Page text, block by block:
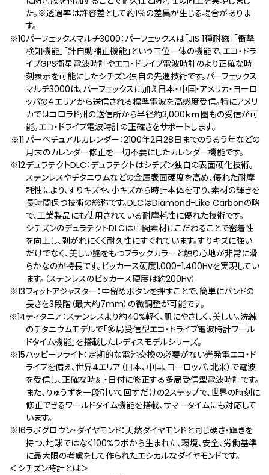
た。※透過率は許容差として約1％の差異が生じる場合がありま
す。
パーフェックスマルチ3000：パーフェックスは「JIS 1種耐磁」「衝撃
検知機能」「針自動補正機能」という三位一体の機能で、エコ・ドラ
イブGPS衛星電波時計やエコ･ドライブ電波時計のより正確な時
刻表示を可能にしたシチズン独自の先進技術です。パーフェックス
マルチ3000は、パーフェックスに加え日本・中国・アメリカ・ヨーロ
ッパの４エリアから送信される標準電波を高感度受信。特にアメリ
カではコロラド州の送信所から半径約3,000ｋｍ圏もの受信が可
能。エコ・ドライブ電波時計の正確さをサポートします。
パーペチュアルカレンダー：2100年2月28日までのうるう年などの
月末のカレンダー修正を一切不要にしたカレンダー機能です。
デュラテクトDLC：デュラテクトはシチズン独自の表面硬化技術。
ステンレスやチタニウムなどの金属表面硬度を高め、優れた耐摩
耗性により、すりキズや、小キズから時計本体を守り、素材の輝きを
長時間保つ技術の総称です。DLCはDiamond-Like Carbonの略
で、工業製品にも使用されている耐摩耗性に優れた技術です。
シチズンのデュラテクトDLCは中間素材にこだわることで密着性
を向上し、剥がれにくく耐久性にすぐれています。すりキズに強い
だけでなく、美しい艶をもつブラックカラーと触り心地が非常に滑
らかなのが特長です。ビッカース硬度1,000-1,400Hvを実現してい
ます。（ステンレスのビッカース硬度は約200Hv）
フィットアジャスター：中留めボタンを押すことで、簡単にバンドの
長さを3段階（最大約7mm）の微調整が可能です。
ティタニア：ステンレスより約40%軽く、肌にやさしく、美しい。洗練
のチタニウムモデルで「多局受信型エコ・ドライブ電波時計ワール
ドタイム機能」を搭載したレディスモデルシリーズ。
ハッピーフライト：定期的な電池交換の必要がない光発電エコ・ド
ライブを備え、世界4エリア（日本、中国、ヨーロッパ、北米）で電波
を受信し、正確な時刻・日付に修正する多局受信型電波時計です。
また、りゅうずを一段引いて回すだけの2ステップで、世界の時刻に
修正できるワールドタイム機能を搭載、サマータイムにも対応して
います。
ラボグロウン・ダイヤモンド：天然ダイヤモンドと同じ硬さ・輝きを
持つ、地球ではなく100%ラボから生まれた、環境、安全、労働基準
に最大限の考慮をして作られたエシカルなダイヤモンドです。
＜シチズン時計とは＞